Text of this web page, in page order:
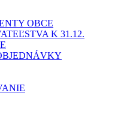
OBCE
K 31.12.